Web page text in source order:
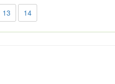
13 14